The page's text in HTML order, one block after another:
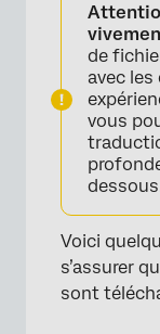
de
avec
vous
Voici
s’assurer
sont